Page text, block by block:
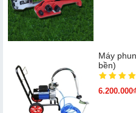
Máy
bền)
6.200.000₫